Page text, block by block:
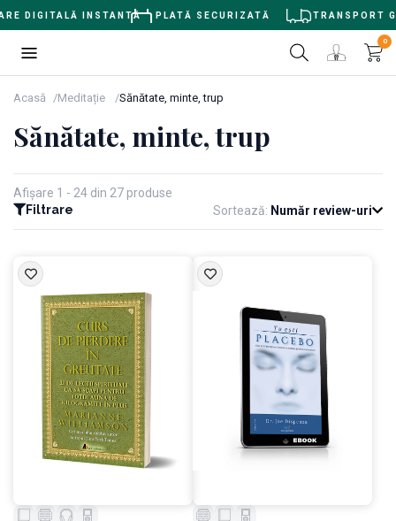
INSTANTĂ PLATĂ SECURIZATĂ TRANSPORT
0
Acasă Meditație Sănătate, minte, trup
Sănătate, minte, trup
Afișare 1 - 24 din 27 produse
Filtrare
Sortează: Număr review-uri